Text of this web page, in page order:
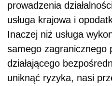
prowadzenia
usługa krajowa i
Inaczej niż usługa
samego zagranicznego
działającego
uniknąć ryzyka, nasi